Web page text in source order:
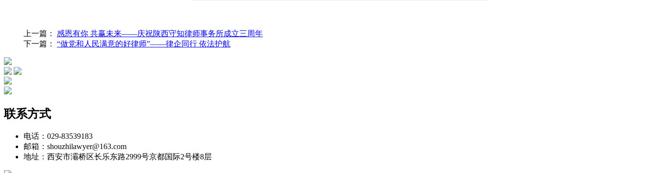
上一篇： 感恩有你 共赢未来——庆祝陕西守知律师事务所成立三周年
下一篇： “做党和人民满意的好律师”——律企同行 依法护航
联系方式
电话：029-83539183
邮箱：shouzhilawyer@163.com
地址：西安市灞桥区长乐东路2999号京都国际2号楼8层